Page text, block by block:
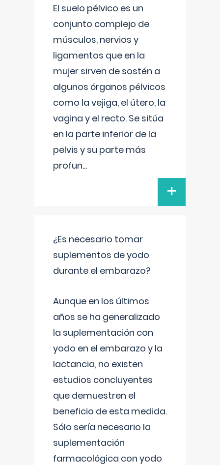
El suelo pélvico es un
conjunto complejo de
músculos, nervios y
ligamentos que en la
mujer sirven de sostén a
algunos órganos pélvicos
como la vejiga, el útero, la
vagina y el recto. Se sitúa
en la parte inferior de la
pelvis y su parte más
profun...
+
¿Es necesario tomar
suplementos de yodo
durante el embarazo?
Aunque en los últimos
años se ha generalizado
la suplementación con
yodo en el embarazo y la
lactancia, no existen
estudios concluyentes
que demuestren el
beneficio de esta medida.
Sólo sería necesario la
suplementación
farmacológica con yodo